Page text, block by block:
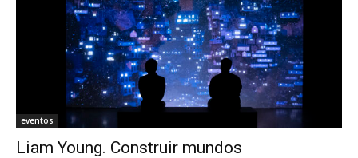
eventos
Liam Young. Construir mundos